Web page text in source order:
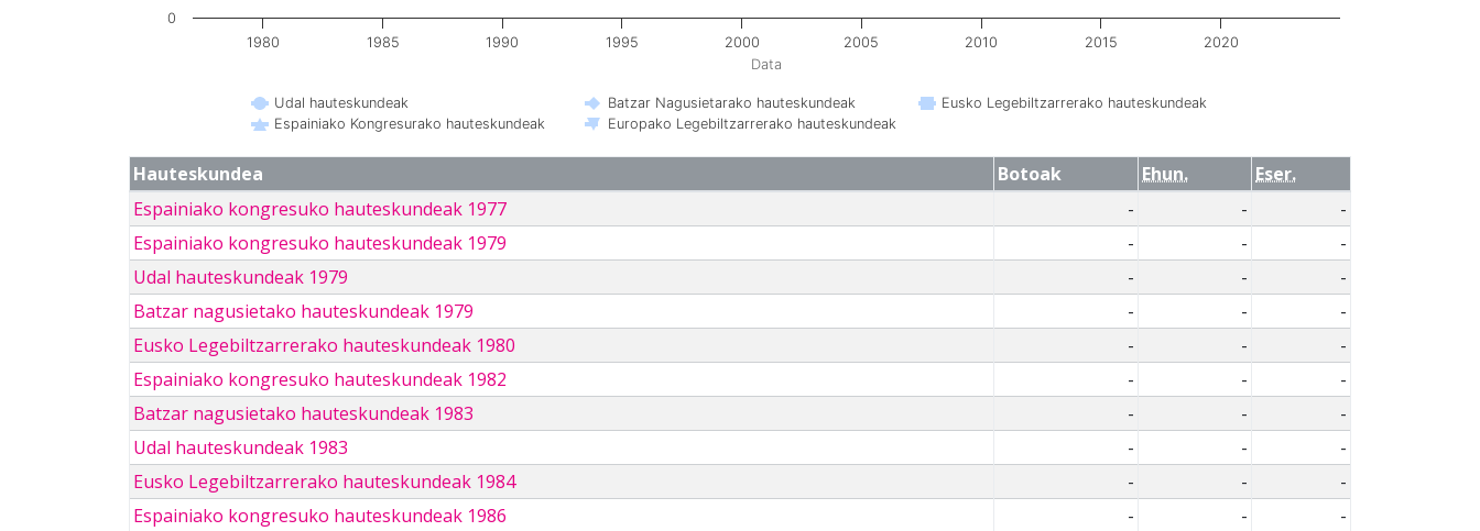
Data
Udal hauteskundeak Batzar Nagusietarako hauteskundeak
Eusko Legebiltzarrerako hauteskundeak
Espainiako Kongresurako hauteskundeak
Europako Legebiltzarrerako hauteskundeak
1980 1985 1990 1995 2000 2005 2010 2015 2020
0
Hauteskundea Botoak Ehun.
Eser.
Espainiako kongresuko hauteskundeak 1977
- -
-
Espainiako kongresuko hauteskundeak 1979
- -
-
Udal hauteskundeak 1979
- -
-
Batzar nagusietako hauteskundeak 1979
- -
-
Eusko Legebiltzarrerako hauteskundeak 1980
- -
-
Espainiako kongresuko hauteskundeak 1982
- -
-
Batzar nagusietako hauteskundeak 1983
- -
-
Udal hauteskundeak 1983
- -
-
Eusko Legebiltzarrerako hauteskundeak 1984
- -
-
Espainiako kongresuko hauteskundeak 1986
- -
-